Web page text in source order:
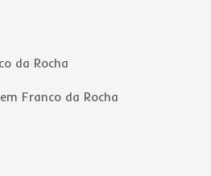
da Rocha
Franco da Rocha